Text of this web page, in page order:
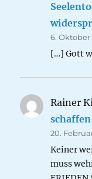
6. Oktober
[…] Gott
Rainer
20.
Keiner
muss